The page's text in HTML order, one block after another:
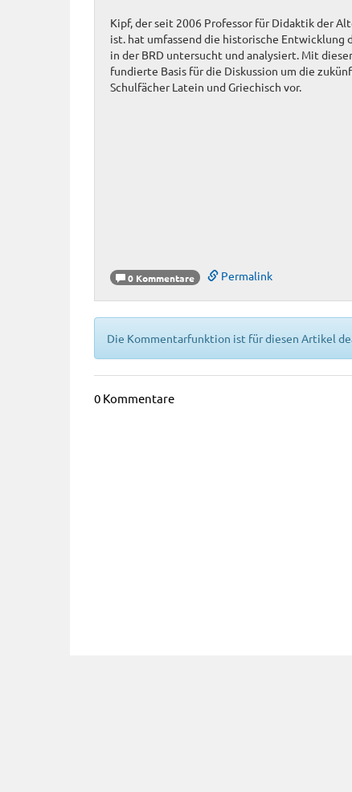
Kipf, der seit 2006 Professor für Didaktik der
ist. hat umfassend die historische Entwicklung
in der BRD untersucht und analysiert. Mit
fundierte Basis für die Diskussion um die
Schulfächer Latein und Griechisch vor.
0 Kommentare Permalink
Die Kommentarfunktion ist für diesen Artikel
0 Kommentare